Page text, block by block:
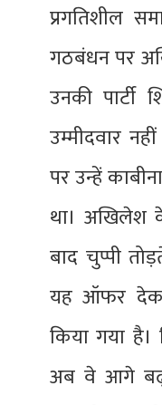
प्रगतिशील
गठबंधन पर
उनकी
उम्मीदवार
पर उन्हें
था।
बाद चुप्पी
यह ऑफर
किया गया
अब वे आगे